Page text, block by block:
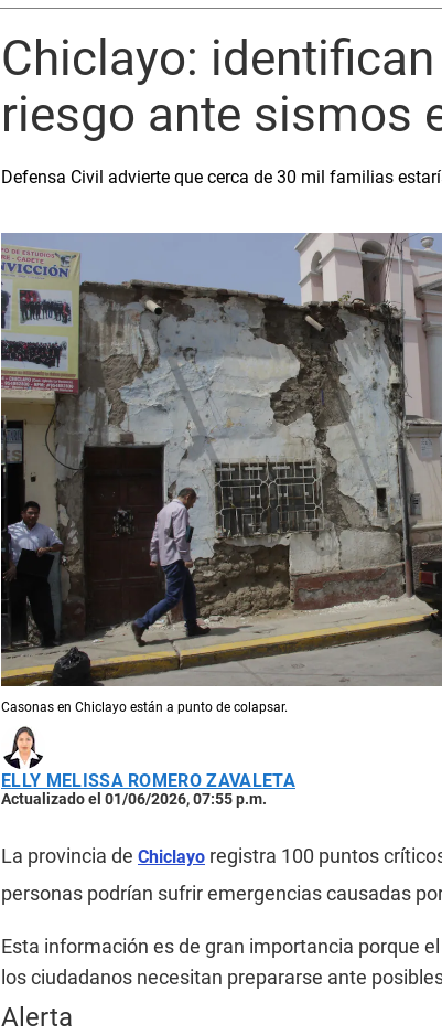
Chiclayo:
riesgo ante sismos
Defensa Civil advierte que cerca de 30 mil familias
Casonas en Chiclayo están a punto de colapsar.
ELLY MELISSA ROMERO ZAVALETA
Actualizado el 01/06/2026, 07:55 p.m.
La provincia de Chiclayo registra 100 puntos
personas podrían sufrir emergencias causadas
Esta información es de gran importancia porque
los ciudadanos necesitan prepararse ante
Alerta